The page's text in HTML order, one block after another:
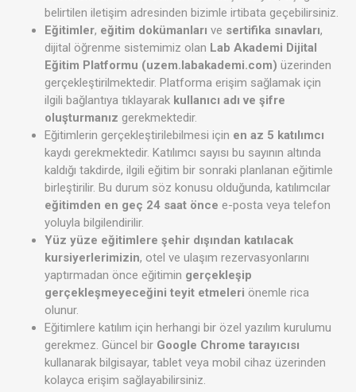
belirtilen iletişim adresinden bizimle irtibata geçebilirsiniz.
Eğitimler, eğitim dokümanları ve sertifika sınavları,
dijital öğrenme sistemimiz olan Lab Akademi Dijital
Eğitim Platformu (uzem.labakademi.com) üzerinden
gerçekleştirilmektedir. Platforma erişim sağlamak için
ilgili bağlantıya tıklayarak kullanıcı adı ve şifre
oluşturmanız gerekmektedir.
Eğitimlerin gerçekleştirilebilmesi için en az 5 katılımcı
kaydı gerekmektedir. Katılımcı sayısı bu sayının altında
kaldığı takdirde, ilgili eğitim bir sonraki planlanan eğitimle
birleştirilir. Bu durum söz konusu olduğunda, katılımcılar
eğitimden en geç 24 saat önce e-posta veya telefon
yoluyla bilgilendirilir.
Yüz yüze eğitimlere şehir dışından katılacak
kursiyerlerimizin, otel ve ulaşım rezervasyonlarını
yaptırmadan önce eğitimin gerçekleşip
gerçekleşmeyeceğini teyit etmeleri önemle rica
olunur.
Eğitimlere katılım için herhangi bir özel yazılım kurulumu
gerekmez. Güncel bir Google Chrome tarayıcısı
kullanarak bilgisayar, tablet veya mobil cihaz üzerinden
kolayca erişim sağlayabilirsiniz.